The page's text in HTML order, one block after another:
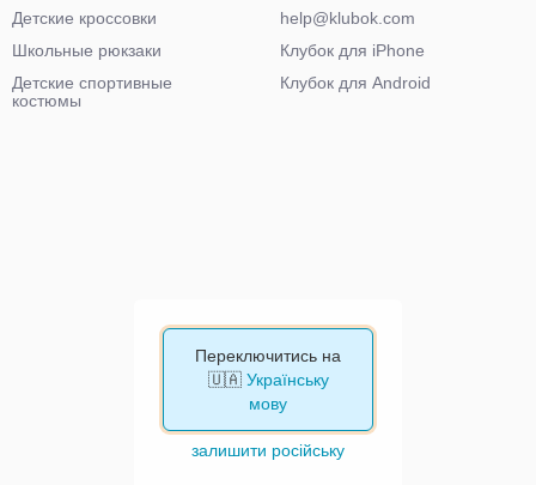
Детские кроссовки
Школьные рюкзаки
Детские спортивные
костюмы
help@klubok.com
Клубок для iPhone
Клубок для Android
Переключитись на
🇺🇦 Українську
мову
залишити російську